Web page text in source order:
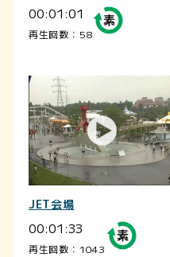
00:01:01
再生回数：58
JET会場
00:01:33
再生回数：1043